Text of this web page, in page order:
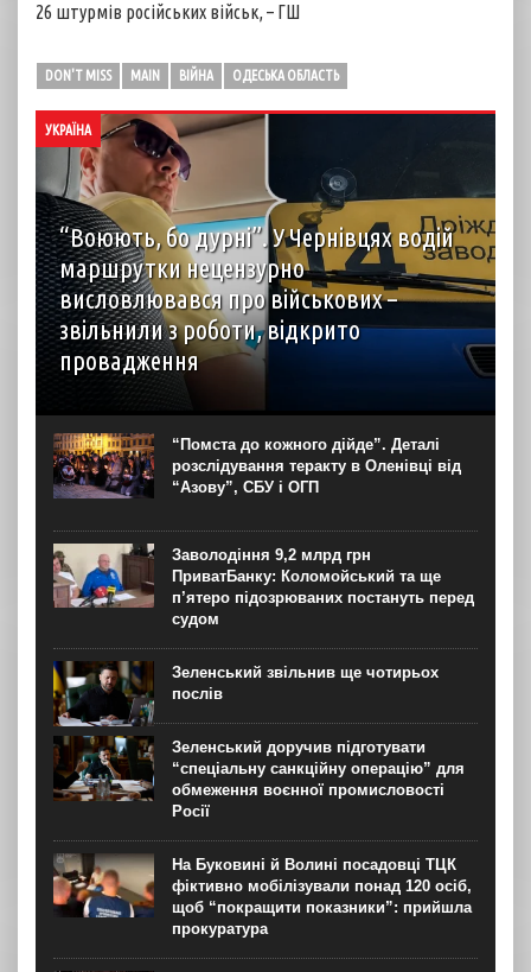
26 штурмів російських військ, – ГШ
DON'T MISS MAIN ВІЙНА ОДЕСЬКА ОБЛАСТЬ
УКРАЇНА
“Воюють, бо дурні”. У Чернівцях водій
маршрутки нецензурно
висловлювався про військових –
звільнили з роботи, відкрито
провадження
Це сталося через конфлікт із пасажирами, під час якого
чоловік, зокрема, нецензурно висловлювався про
військових. Правоохоронці розпочали кримінальне
провадження за фактом...
“Помста до кожного дійде”. Деталі
розслідування теракту в Оленівці від
“Азову”, СБУ і ОГП
Заволодіння 9,2 млрд грн
ПриватБанку: Коломойський та ще
п’ятеро підозрюваних постануть перед
судом
Зеленський звільнив ще чотирьох
послів
Зеленський доручив підготувати
“спеціальну санкційну операцію” для
обмеження воєнної промисловості
Росії
На Буковині й Волині посадовці ТЦК
фіктивно мобілізували понад 120 осіб,
щоб “покращити показники”: прийшла
прокуратура